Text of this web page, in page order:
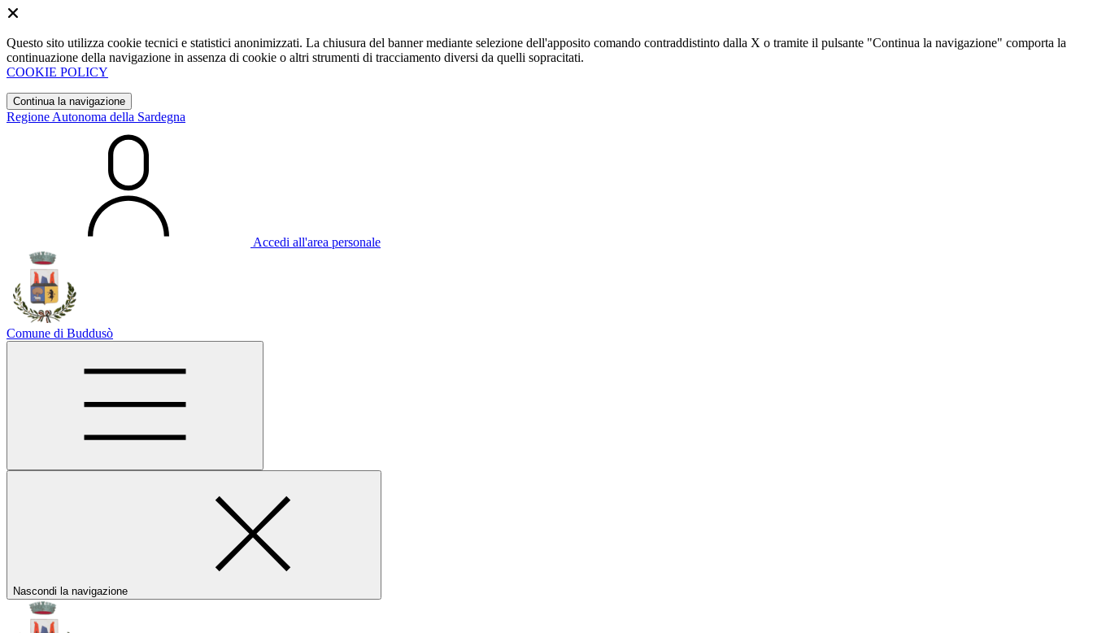
Questo sito utilizza cookie tecnici e statistici anonimizzati. La chiusura del banner mediante selezione dell'apposito comando contraddistinto dalla X o tramite il pulsante "Continua la navigazione" comporta la
continuazione della navigazione in assenza di cookie o altri strumenti di tracciamento diversi da quelli sopracitati.
COOKIE POLICY
Continua la navigazione
Regione Autonoma della Sardegna
Accedi all'area personale
Comune di Buddusò
Nascondi la navigazione